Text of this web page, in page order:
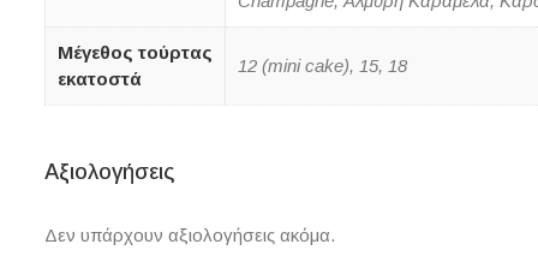
Μέγεθος τούρτας
εκατοστά
12 (mini cake), 15, 18
Αξιολογήσεις
Δεν υπάρχουν αξιολογήσεις ακόμα.